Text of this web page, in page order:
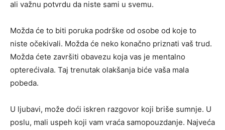
ali važnu potvrdu da niste sami u svemu.
Možda će to biti poruka podrške od osobe od koje to
niste očekivali. Možda će neko konačno priznati vaš trud.
Možda ćete završiti obavezu koja vas je mentalno
opterećivala. Taj trenutak olakšanja biće vaša mala
pobeda.
U ljubavi, može doći iskren razgovor koji briše sumnje. U
poslu, mali uspeh koji vam vraća samopouzdanje. Najveća